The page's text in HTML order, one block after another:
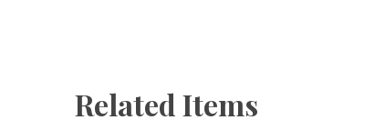
Related Items